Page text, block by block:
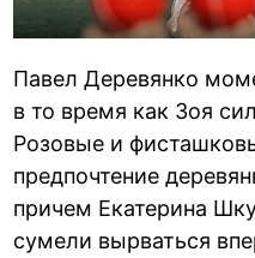
Павел Деревянко
в то время как Зоя
Розовые и
предпочтение
причем Екатерина
сумели вырваться